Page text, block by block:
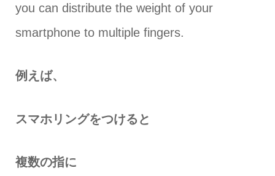
you can distribute the weight of your
smartphone to multiple fingers.
例えば、
スマホリングをつけると
複数の指に